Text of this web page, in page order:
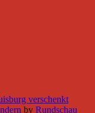
verschenkt
by Rundschau